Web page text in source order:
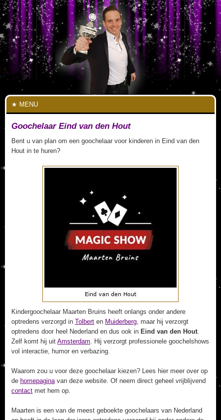
MENU
Goochelaar Eind van den Hout
Bent u van plan om een goochelaar voor kinderen in Eind van den
Hout in te huren?
Kindergoochelaar Maarten Bruins heeft onlangs onder andere
optredens verzorgd in Tolbert en Muiderberg, maar hij verzorgt
optredens door heel Nederland en dus ook in Eind van den Hout.
Zelf komt hij uit Amsterdam. Hij verzorgt professionele goochelshows
vol interactie, humor en verbazing.
Waarom zou u voor deze goochelaar kiezen? Lees hier meer over op
de homepaginavan deze website. Of neem direct geheel vrijblijvend
contact met hem op.
Maarten is een van de meest geboekte goochelaars van Nederland